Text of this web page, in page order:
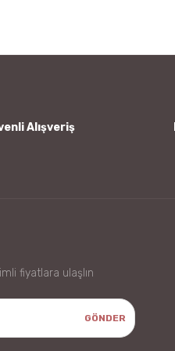
Alışveriş
fiyatlara ulaşlın
GÖNDER